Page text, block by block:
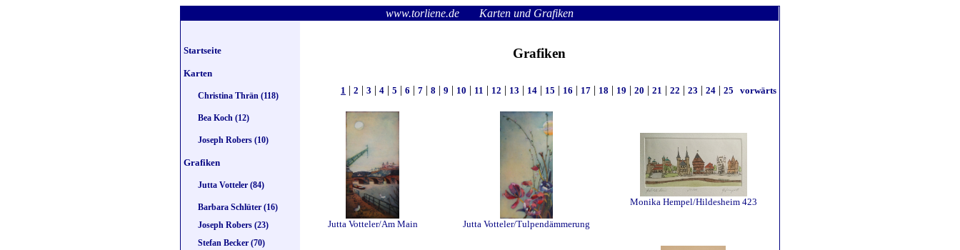
www.torliene.de Karten und Grafiken
Startseite
Karten
Christina Thrän (118)
Bea Koch (12)
Joseph Robers (10)
Grafiken
Jutta Votteler (84)
Barbara Schlüter (16)
Joseph Robers (23)
Stefan Becker (70)
Grafiken
1 | 2 | 3 | 4 | 5 | 6 | 7 | 8 | 9 | 10 | 11 | 12 | 13 | 14 | 15 | 16 | 17 | 18 | 19 | 20 | 21 | 22 | 23 | 24 | 25 vorwärts
Jutta Votteler/Am Main Jutta Votteler/Tulpendämmerung
Monika Hempel/Hildesheim 423